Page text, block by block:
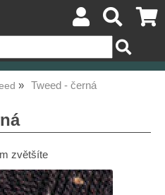
Tweed - černá
zvětšíte